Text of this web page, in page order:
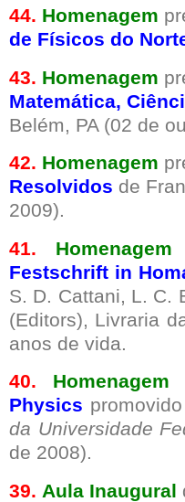
44. Homenagem
de Físicos do
43. Homenagem
Matemática,
Belém, PA (02 de
42. Homenagem
Resolvidos de
2009).
41.
Homenagem
Festschrift in
S. D. Cattani, L. C.
(Editors), Livraria
anos de vida.
40.
Homenagem
Physics
da Universidade
de 2008).
39. Aula Inaugural